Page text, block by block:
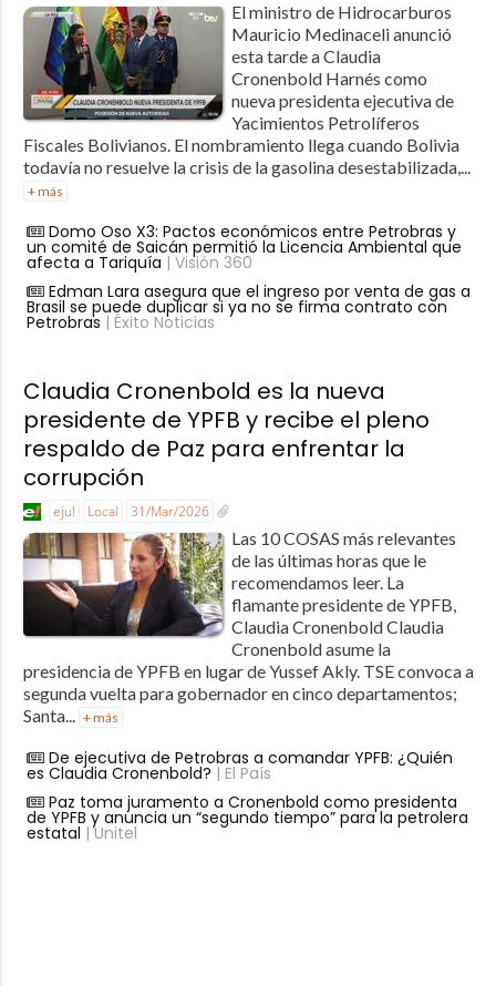
El ministro de Hidrocarburos
Mauricio Medinaceli anunció
esta tarde a Claudia
Cronenbold Harnés como
nueva presidenta ejecutiva de
Yacimientos Petrolíferos
Fiscales Bolivianos. El nombramiento llega cuando Bolivia
todavía no resuelve la crisis de la gasolina desestabilizada,...
+ más
Domo Oso X3: Pactos económicos entre Petrobras y
un comité de Saicán permitió la Licencia Ambiental que
afecta a Tariquía | Visión 360
Edman Lara asegura que el ingreso por venta de gas a
Brasil se puede duplicar si ya no se firma contrato con
Petrobras | Éxito Noticias
Claudia Cronenbold es la nueva
presidente de YPFB y recibe el pleno
respaldo de Paz para enfrentar la
corrupción
eju! Local 31/Mar/2026
Las 10 COSAS más relevantes
de las últimas horas que le
recomendamos leer. La
flamante presidente de YPFB,
Claudia Cronenbold Claudia
Cronenbold asume la
presidencia de YPFB en lugar de Yussef Akly. TSE convoca a
segunda vuelta para gobernador en cinco departamentos;
Santa... + más
De ejecutiva de Petrobras a comandar YPFB: ¿Quién
es Claudia Cronenbold? | El País
Paz toma juramento a Cronenbold como presidenta
de YPFB y anuncia un “segundo tiempo” para la petrolera
estatal | Unitel